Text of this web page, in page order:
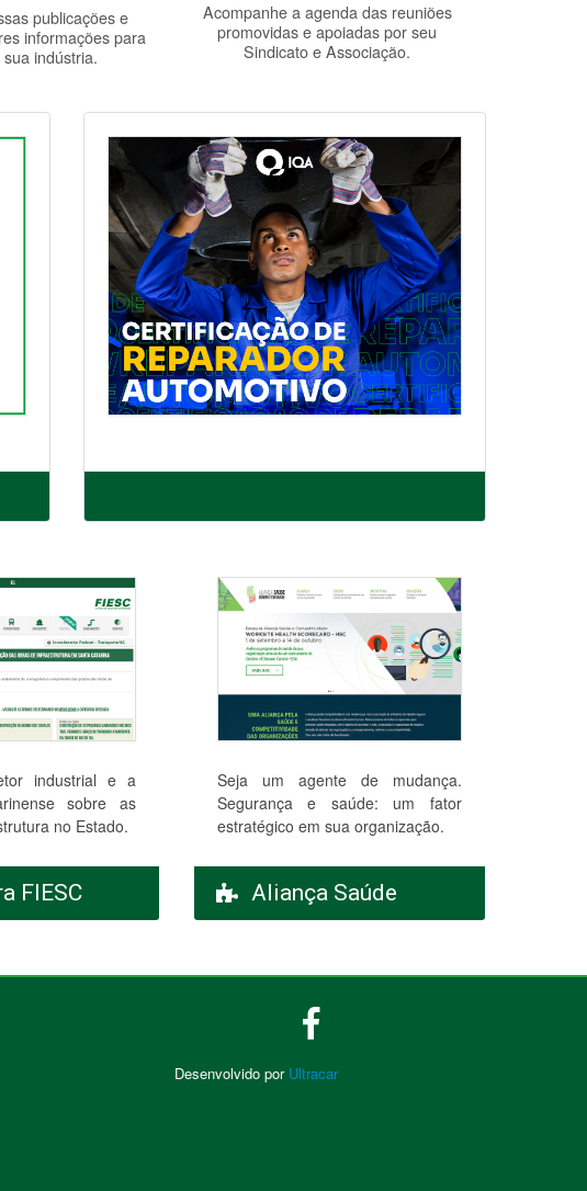
publicações e
informações para
indústria.
Acompanhe a agenda das reuniões
promovidas e apoiadas por seu
Sindicato e Associação.
industrial e a
sobre as
no Estado.
FIESC
Seja um agente de mudança.
Segurança e saúde: um fator
estratégico em sua organização.
Aliança Saúde
Desenvolvido por Ultracar